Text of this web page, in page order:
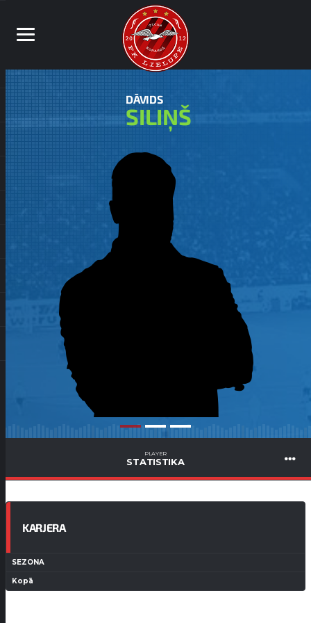
DĀVIDS
SILIŅŠ
PLAYER
STATISTIKA
KARJERA
SEZONA
Kopā